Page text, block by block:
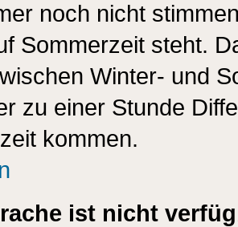
noch nicht
Sommerzeit steht.
Winter- und
zu einer Stunde
kommen.
ist nicht